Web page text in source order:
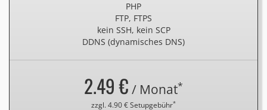
PHP
FTP, FTPS
kein SSH, kein SCP
DDNS (dynamisches DNS)
2.49 € / Monat*
zzgl. 4.90 € Setupgebühr*